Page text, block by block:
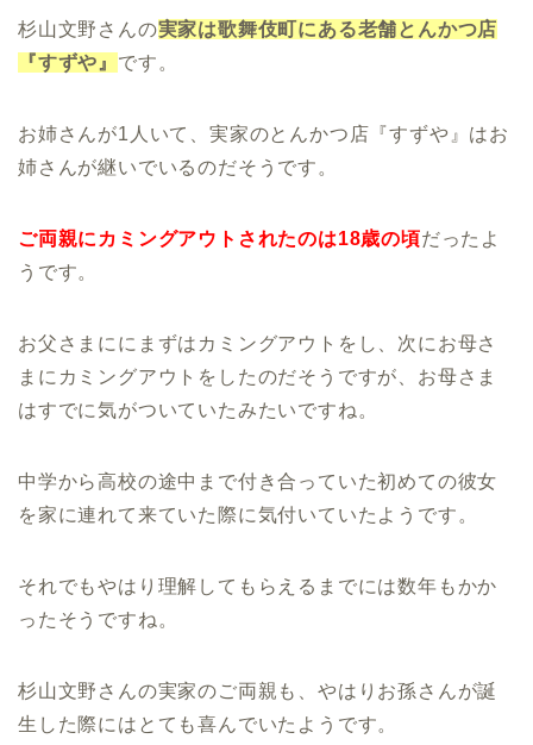
杉山文野さんの実家は歌舞伎町にある老舗とんかつ店
『すずや』 です。
お姉さんが1人いて、実家のとんかつ店『すずや』はお
姉さんが継いでいるのだそうです。
ご両親にカミングアウトされたのは18歳の頃だったよ
うです。
お父さまににまずはカミングアウトをし、次にお母さ
まにカミングアウトをしたのだそうですが、お母さま
はすでに気がついていたみたいですね。
中学から高校の途中まで付き合っていた初めての彼女
を家に連れて来ていた際に気付いていたようです。
それでもやはり理解してもらえるまでには数年もかか
ったそうですね。
杉山文野さんの実家のご両親も、やはりお孫さんが誕
生した際にはとても喜んでいたようです。